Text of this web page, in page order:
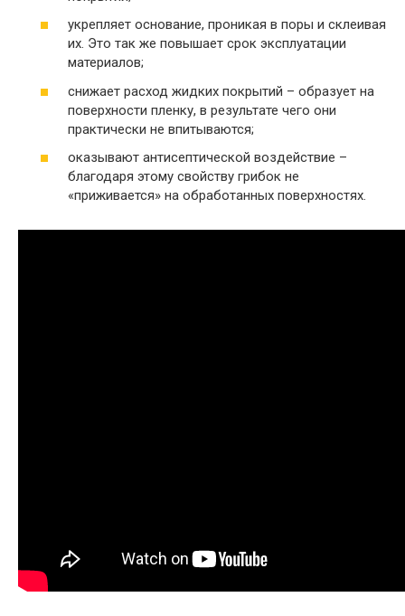
укрепляет основание, проникая в поры и склеивая
их. Это так же повышает срок эксплуатации
материалов;
снижает расход жидких покрытий – образует на
поверхности пленку, в результате чего они
практически не впитываются;
оказывают антисептической воздействие –
благодаря этому свойству грибок не
«приживается» на обработанных поверхностях.